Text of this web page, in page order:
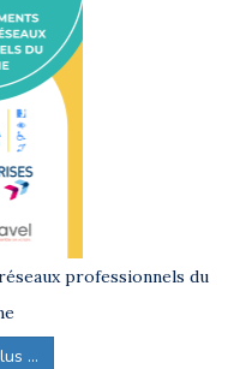
professionnels du
...